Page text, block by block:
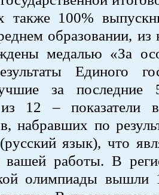
также 100%
образовании,
медалью «За
Единого
за
12 – показатели
набравших по
язык), что
вашей работы. В
олимпиады вышли